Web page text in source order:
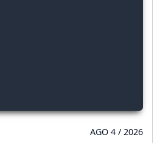
AGO 4 / 2026